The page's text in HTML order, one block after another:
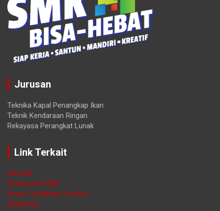
Jurusan
Teknika Kapal Penangkap Ikan
Teknik Kendaraan Ringan
Rekayasa Perangkat Lunak
Link Terkait
Dapodik
Direktorat PSMK
Dinas Pendidikan Sumbar
Akademik